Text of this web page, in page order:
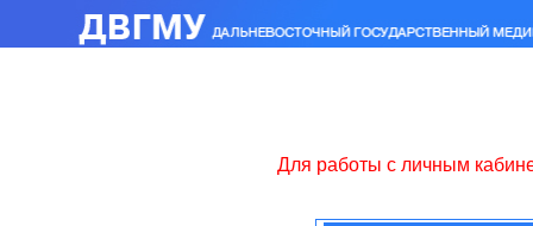
Для работы с личным